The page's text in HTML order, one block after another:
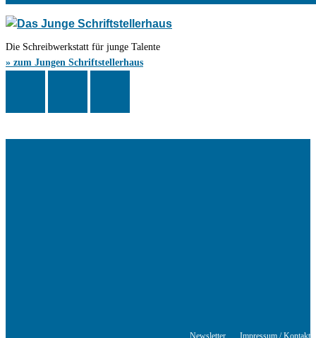
Die Schreibwerkstatt für junge Talente
» zum Jungen Schriftstellerhaus
Newsletter
Impressum / Kontakt